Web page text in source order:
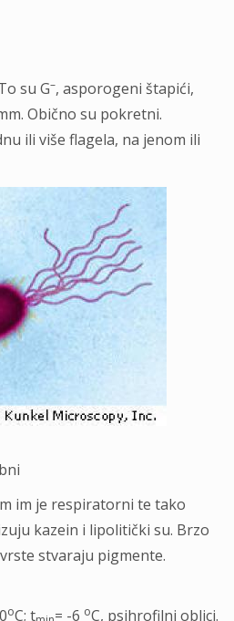
su G–, asporogeni štapići,
Obično su pokretni.
ili više flagela, na jenom ili
im je respiratorni te tako
kazein i lipolitički su. Brzo
stvaraju pigmente.
oC; t = -6 oC, psihrofilni oblici.